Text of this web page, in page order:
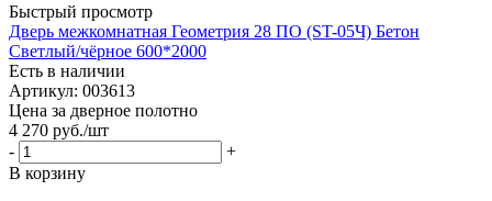
Быстрый просмотр
Дверь межкомнатная Геометрия 28 ПО (ST-05Ч) Бетон
Светлый/чёрное 600*2000
Есть в наличии
Артикул: 003613
Цена за дверное полотно
4 270 руб./шт
-
+
В корзину